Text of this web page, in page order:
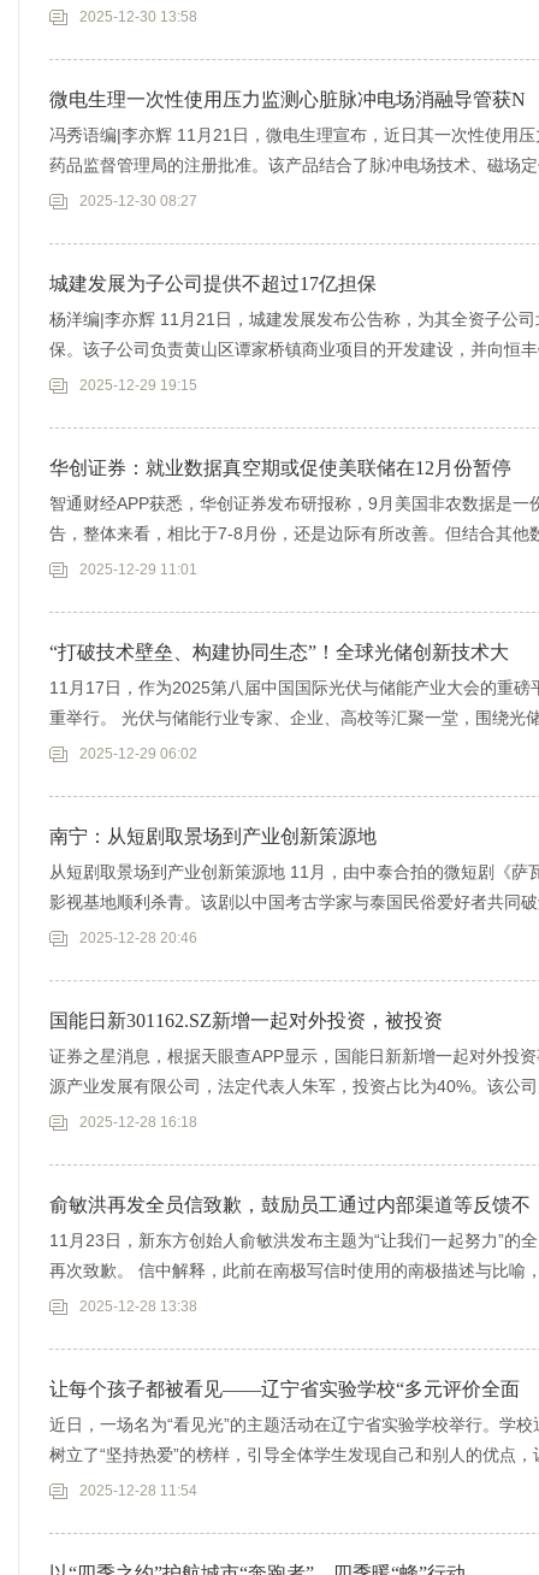
2025-12-30 13:58
微电生理一次性使用压力监测心脏脉冲电场消融导管获N
冯秀语编|李亦辉 11月21日，微电生理宣布，近日其一次性使用
药品监督管理局的注册批准。该产品结合了脉冲电场技术、磁场
消融2025-12-30 08:27
城建发展为子公司提供不超过17亿担保
杨洋编|李亦辉 11月21日，城建发展发布公告称，为其全资子公
保。该子公司负责黄山区谭家桥镇商业项目的开发建设，并向恒
银团申2025-12-29 19:15
华创证券：就业数据真空期或促使美联储在12月份暂停
智通财经APP获悉，华创证券发布研报称，9月美国非农数据是一
告，整体来看，相比于7-8月份，还是边际有所改善。但结合其
能
2025-12-29 11:01
“打破技术壁垒、构建协同生态”！全球光储创新技术大
11月17日，作为2025第八届中国国际光伏与储能产业大会的重
重举行。 光伏与储能行业专家、企业、高校等汇聚一堂，围绕光
用
2025-12-29 06:02
南宁：从短剧取景场到产业创新策源地
从短剧取景场到产业创新策源地 11月，由中泰合拍的微短剧《
影视基地顺利杀青。该剧以中国考古学家与泰国民俗爱好者共同
情
2025-12-28 20:46
国能日新301162.SZ新增一起对外投资，被投资
证券之星消息，根据天眼查APP显示，国能日新新增一起对外投
源产业发展有限公司，法定代表人朱军，投资占比为40%。该公
为402025-12-28 16:18
俞敏洪再发全员信致歉，鼓励员工通过内部渠道等反馈不
11月23日，新东方创始人俞敏洪发布主题为“让我们一起努力”的
再次致歉。 信中解释，此前在南极写信时使用的南极描述与比喻
老
2025-12-28 13:38
让每个孩子都被看见——辽宁省实验学校“多元评价全面
近日，一场名为“看见光”的主题活动在辽宁省实验学校举行。学
树立了“坚持热爱”的榜样，引导全体学生发现自己和别人的优点，
快
2025-12-28 11:54